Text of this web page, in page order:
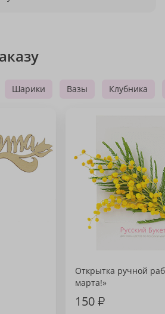
Шарики Вазы Клубника
Открытка ручной
марта!»
150₽